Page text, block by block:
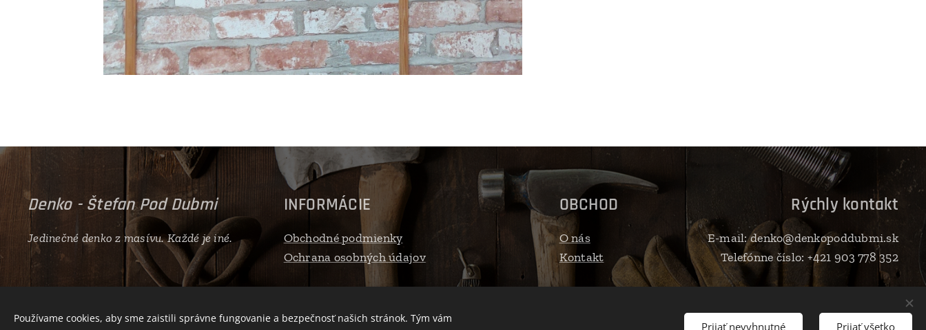
Denko - Štefan Pod Dubmi
Jedinečné denko z masívu. Každé je iné.
INFORMÁCIE
Obchodné podmienky
Ochrana osobných údajov
OBCHOD
O nás
Kontakt
Rýchly kontakt
E-mail: denko@denkopoddubmi.sk
Telefónne číslo: +421 903 778 352
Používame cookies, aby sme zaistili správne fungovanie a bezpečnosť našich stránok. Tým vám
Prijať nevyhnutné Prijať všetko